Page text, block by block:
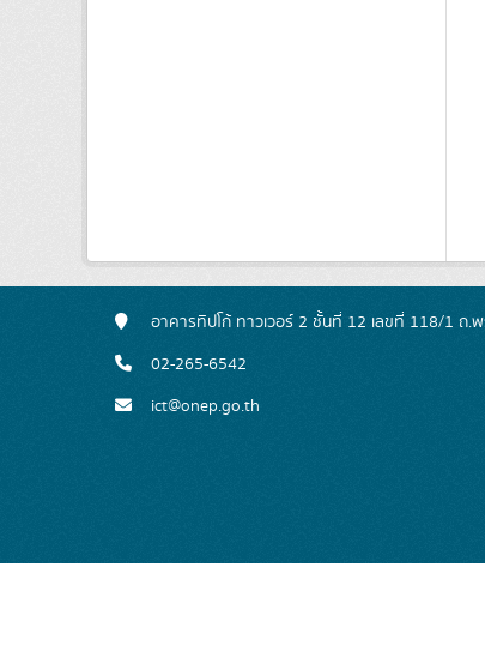
อาคารทิปโก้ ทาวเวอร์ 2 ชั้นที่ 12 เลขที่ 118/1 ถ
02-265-6542
ict@onep.go.th